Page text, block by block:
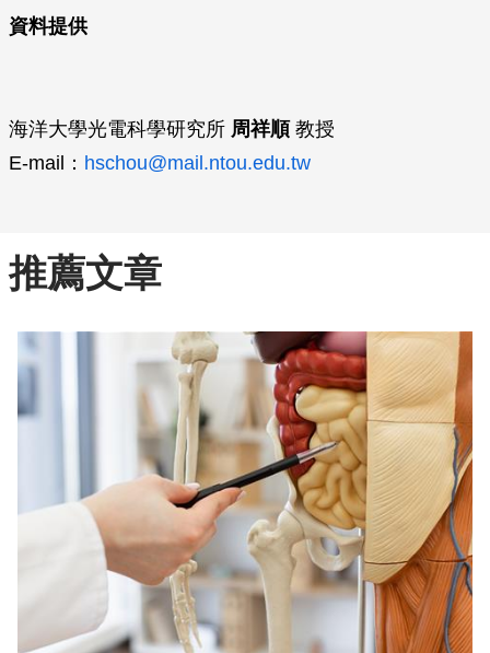
資料提供
海洋大學光電科學研究所 周祥順 教授
E-mail： hschou@mail.ntou.edu.tw
推薦文章